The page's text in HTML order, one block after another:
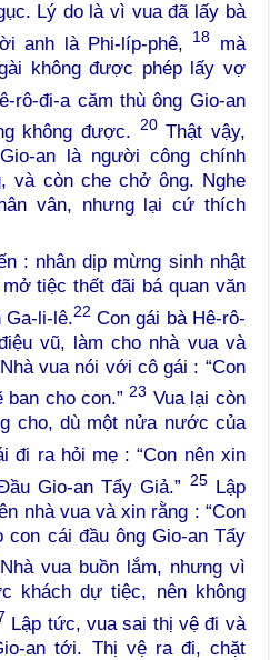
Lý do là vì vua đã lấy bà
anh là Phi-líp-phê,
18
mà
không được phép lấy vợ
rô-đi-a căm thù ông Gio-an
không được. 20Thật vậy,
an là người công chính
và còn che chở ông. Nghe
vân, nhưng lại cứ thích
: nhân dịp mừng sinh nhật
tiệc thết đãi bá quan văn
Ga-li-lê.22 Con gái bà Hê-rô-
vũ, làm cho nhà vua và
vua nói với cô gái : “Con
ban cho con.”23 Vua lại còn
cho, dù một nửa nước của
đi ra hỏi mẹ : “Con nên xin
Gio-an Tẩy Giả.”
25Lập
nhà vua và xin rằng : “Con
con cái đầu ông Gio-an Tẩy
Nhà vua buồn lắm, nhưng vì
khách dự tiệc, nên không
Lập tức, vua sai thị vệ đi và
an tới. Thị vệ ra đi, chặt